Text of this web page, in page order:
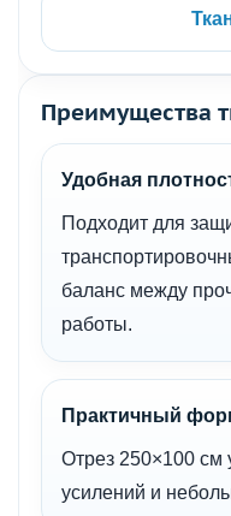
Преимущества
Удобная
Подходит для
баланс между
работы.
Практичный
Отрез 250×100 см
усилений и